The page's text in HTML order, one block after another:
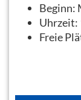
Beginn:
Uhrzeit:
Freie